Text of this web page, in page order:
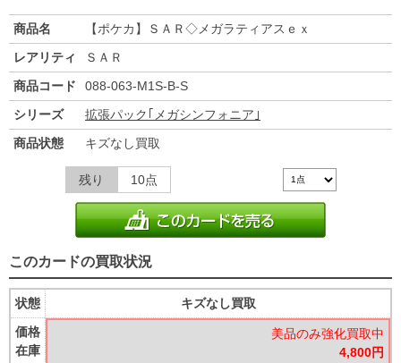
商品名
【ポケカ】ＳＡＲ◇メガラティアスｅｘ
レアリティ
ＳＡＲ
商品コード
088-063-M1S-B-S
シリーズ
拡張パック｢メガシンフォニア｣
商品状態
キズなし買取
残り 10点
このカードの買取状況
状態
価格
在庫
キズなし買取
美品のみ強化買取中
4,800円